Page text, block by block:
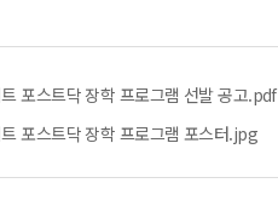
포스트닥 장학 프로그램 선발 공고.pdf
포스트닥 장학 프로그램 포스터.jpg